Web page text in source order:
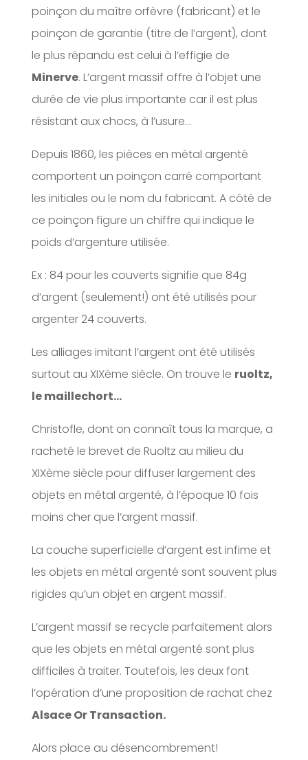
poinçon du maître orfèvre (fabricant) et le
poinçon de garantie (titre de l’argent), dont
le plus répandu est celui à l’effigie de
Minerve. L’argent massif offre à l’objet une
durée de vie plus importante car il est plus
résistant aux chocs, à l’usure…
Depuis 1860, les pièces en métal argenté
comportent un poinçon carré comportant
les initiales ou le nom du fabricant. A côté de
ce poinçon figure un chiffre qui indique le
poids d’argenture utilisée.
Ex : 84 pour les couverts signifie que 84g
d’argent (seulement!) ont été utilisés pour
argenter 24 couverts.
Les alliages imitant l’argent ont été utilisés
surtout au XIXème siècle. On trouve le ruoltz,
le maillechort…
Christofle, dont on connaît tous la marque, a
racheté le brevet de Ruoltz au milieu du
XIXème siècle pour diffuser largement des
objets en métal argenté, à l’époque 10 fois
moins cher que l’argent massif.
La couche superficielle d’argent est infime et
les objets en métal argenté sont souvent plus
rigides qu’un objet en argent massif.
L’argent massif se recycle parfaitement alors
que les objets en métal argenté sont plus
difficiles à traiter. Toutefois, les deux font
l’opération d’une proposition de rachat chez
Alsace Or Transaction.
Alors place au désencombrement!